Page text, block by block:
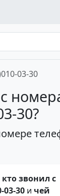
03-30
30?
кто звонил с
03-30 и чей